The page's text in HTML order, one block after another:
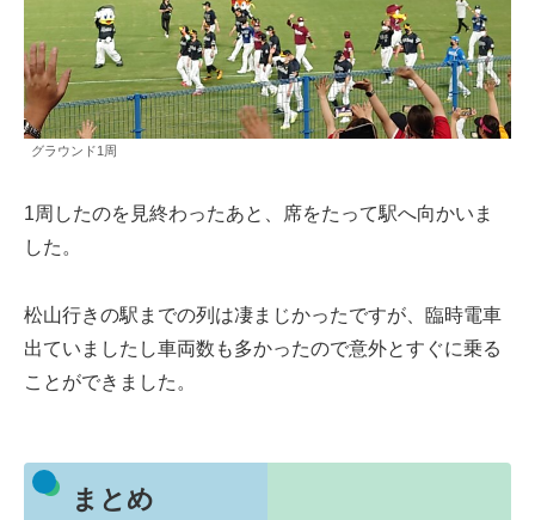
グラウンド1周
1周したのを見終わったあと、席をたって駅へ向かいま
した。
松山行きの駅までの列は凄まじかったですが、臨時電車
出ていましたし車両数も多かったので意外とすぐに乗る
ことができました。
まとめ